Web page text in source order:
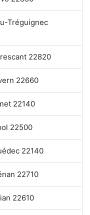
Tréguignec
22820
22660
22140
22500
22140
22710
22610